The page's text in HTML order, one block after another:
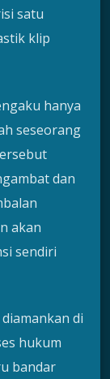
satu
klip
hanya
seseorang
dan
akan
sendiri
di
hukum
bandar